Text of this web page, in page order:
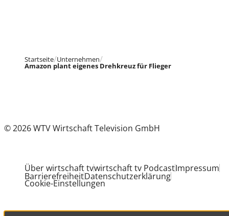
Startseite Unternehmen
Amazon plant eigenes Drehkreuz für Flieger
© 2026 WTV Wirtschaft Television GmbH
Über wirtschaft tvwirtschaft tv PodcastImpressum
BarrierefreiheitDatenschutzerklärung
Cookie-Einstellungen